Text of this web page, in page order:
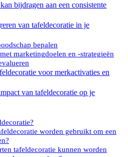
bijdragen aan een consistente
van tafeldecoratie in je
bepalen
marketingdoelen en -strategieën
voor merkactivaties en
van tafeldecoratie op je
worden gebruikt om een
tafeldecoratie kunnen worden